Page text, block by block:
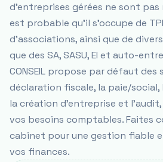
d'entreprises gérées ne sont pas
est probable qu'il s'occupe de
d'associations, ainsi que de
que des SA, SASU, EI et auto-
CONSEIL propose par défaut des
déclaration fiscale, la paie/
la création d'entreprise et
vos besoins comptables. Faites
cabinet pour une gestion fiable
vos finances.